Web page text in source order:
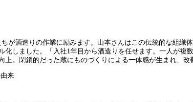
酒造りの作業に励みます。山本さんはこの伝統的な組織
しました。「入社1年目から酒造りを任せます。一人が複
。閉鎖的だった蔵にものづくりによる一体感が生まれ、改